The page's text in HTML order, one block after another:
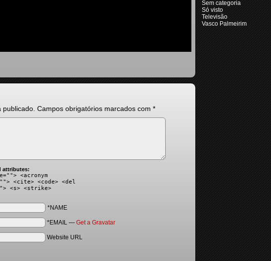
Campos obrigatórios marcados com *
attributes:
<acronym
<cite> <code> <del
<s> <strike>
*NAME
*EMAIL — Get a Gravatar
Website URL
Sem categoria
Só visto
Televisão
Vasco Palmeirim